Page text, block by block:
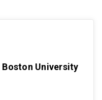
University